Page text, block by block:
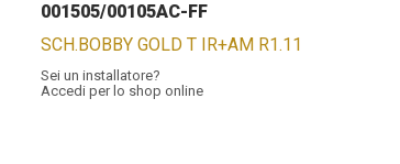
001505/00105AC-FF
SCH.BOBBY GOLD T IR+AM R1.11
Sei un installatore?
Accedi per lo shop online